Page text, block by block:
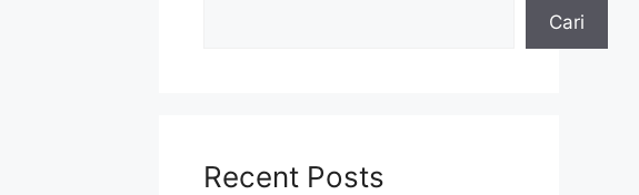
Cari
Recent Posts